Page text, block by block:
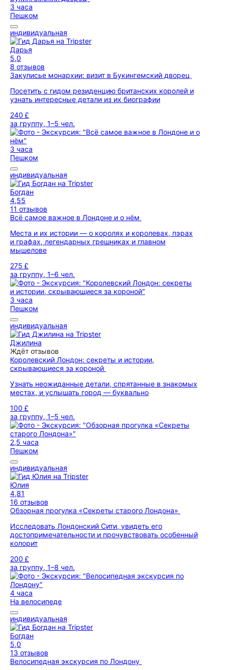
3 часа
Пешком
индивидуальная
Дарья
5,0
8 отзывов
Закулисье монархии: визит в Букингемский дворец
Посетить с гидом резиденцию британских королей и
узнать интересные детали из их биографии
240 £
за группу, 1–5 чел.
3 часа
Пешком
индивидуальная
Богдан
4,55
11 отзывов
Всё самое важное в Лондоне и о нём
Места и их истории — о королях и королевах, пэрах
и графах, легендарных грешниках и главном
мышелове
275 £
за группу, 1–6 чел.
3 часа
Пешком
индивидуальная
Джилина
Ждёт отзывов
Королевский Лондон: секреты и истории,
скрывающиеся за короной
Узнать неожиданные детали, спрятанные в знакомых
местах, и услышать город — буквально
100 £
за группу, 1–5 чел.
2,5 часа
Пешком
индивидуальная
Юлия
4,81
16 отзывов
Обзорная прогулка «Секреты старого Лондона»
Исследовать Лондонский Сити, увидеть его
достопримечательности и прочувствовать особенный
колорит
200 £
за группу, 1–8 чел.
4 часа
На велосипеде
индивидуальная
Богдан
5,0
13 отзывов
Велосипедная экскурсия по Лондону